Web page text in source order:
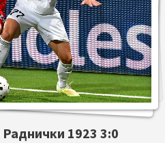
Раднички 1923 3:0